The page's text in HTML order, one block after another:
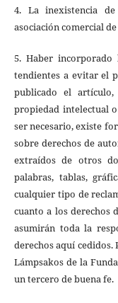
4. La inexistencia
asociación comercial
5. Haber
tendientes a evitar el
publicado el
propiedad intelectual
ser necesario, existe
sobre derechos de
extraídos de otros
palabras, tablas,
cualquier tipo de
cuanto a los derechos
asumirán toda la
derechos aquí
Lámpsakos de la
un tercero de buena fe.